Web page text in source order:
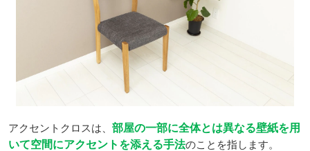
アクセントクロスは、 部屋の一部に全体とは異なる壁紙を用
いて空間にアクセントを添える手法のことを指します。